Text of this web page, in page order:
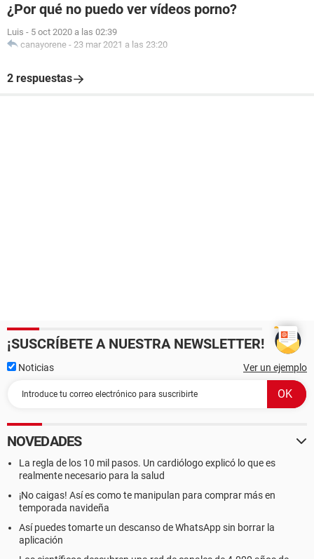
¿Por qué no puedo ver vídeos porno?
Luis - 5 oct 2020 a las 02:39
canayorene - 23 mar 2021 a las 23:20
2 respuestas
¡SUSCRÍBETE A NUESTRA NEWSLETTER!
Noticias Ver un ejemplo
NOVEDADES
La regla de los 10 mil pasos. Un cardiólogo explicó lo que es
realmente necesario para la salud
¡No caigas! Así es como te manipulan para comprar más en
temporada navideña
Así puedes tomarte un descanso de WhatsApp sin borrar la
aplicación